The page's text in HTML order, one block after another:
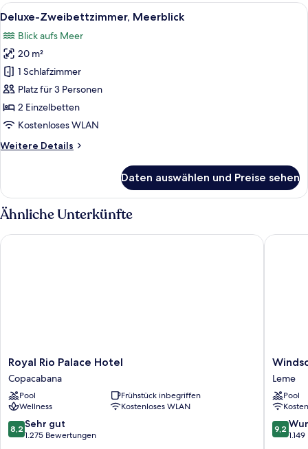
Alle
Fotos
für
Deluxe-
Zweibettzimmer,
Meerblick
anzeigen
Ein Hotelzimmer mit zwei Betten,
5
Deluxe-Zweibettzimmer, Meerblick
Blick aufs Meer
20 m²
1 Schlafzimmer
Platz für 3 Personen
2 Einzelbetten
Kostenloses WLAN
Weitere Details
Weitere
Zweibettzimmer,
Meerblick
Daten auswählen und Preise sehen
Ähnliche Unterkünfte
Royal
Rio
Palace
Hotel
Copacabana
Royal Rio Palace Hotel
Copacabana
Pool
Frühstück inbegriffen
Wellness
Kostenloses WLAN
8.2
von
8,2 Sehr gut
1.275 Bewertungen
Royal Rio Palace Hotel
Windsor
Leme
Hotel
Leme
Leme
Pool
9.2
von
9,2